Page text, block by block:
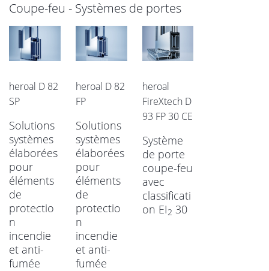
Coupe-feu - Systèmes de portes
heroal D 82
SP
Solutions
systèmes
élaborées
pour
éléments
de
protectio
n
incendie
et anti-
fumée
heroal D 82
FP
Solutions
systèmes
élaborées
pour
éléments
de
protectio
n
incendie
et anti-
fumée
heroal
FireXtech D
93 FP 30 CE
Système
de porte
coupe-feu
avec
classificati
on EI2 30